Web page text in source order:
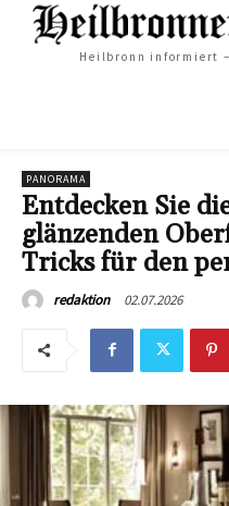
Heilbronn informiert
PANORAMA
Entdecken Sie
glänzenden
Tricks für den
redaktion 02.07.2026